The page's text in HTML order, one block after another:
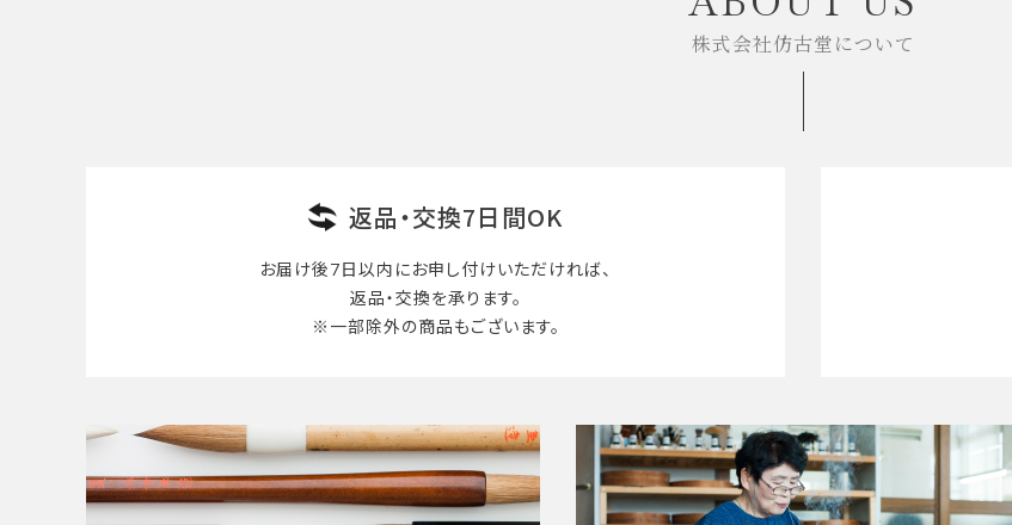
株式会社仿古堂について
返品・交換7日間OK
お届け後7日以内にお申し付けいただければ、
返品・交換を承ります。
※一部除外の商品もございます。